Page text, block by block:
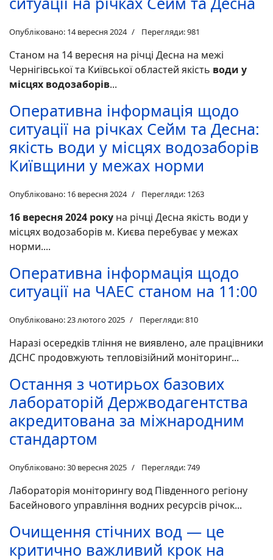
Опубліковано: 14 вересня 2024 Перегляди: 981
Станом на 14 вересня на річці Десна на межі
Чернігівської та Київської областей якість води у
місцях водозаборів...
Оперативна інформація щодо
ситуації на річках Сейм та Десна:
якість води у місцях водозаборів
Київщини у межах норми
Опубліковано: 16 вересня 2024 Перегляди: 1263
16 вересня 2024 року на річці Десна якість води у
місцях водозаборів м. Києва перебуває у межах
норми....
Оперативна інформація щодо
ситуації на ЧАЕС станом на 11:00
Опубліковано: 23 лютого 2025 Перегляди: 810
Наразі осередків тління не виявлено, але працівники
ДСНС продовжують тепловізійний моніторинг...
Остання з чотирьох базових
лабораторій Держводагентства
акредитована за міжнародним
стандартом
Опубліковано: 30 вересня 2025 Перегляди: 749
Лабораторія моніторингу вод Південного регіону
Басейнового управління водних ресурсів річок...
Очищення стічних вод — це
критично важливий крок на